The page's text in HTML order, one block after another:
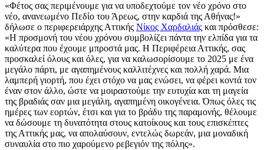
«Φέτος σας περιμένουμε για να υποδεχτούμε τον νέο χρόνο στο
νέο, ανανεωμένο Πεδίο του Άρεως, στην καρδιά της Αθήνας!»
δήλωσε ο περιφερειάρχης Αττικής Νίκος Χαρδαλιάς και πρόσθεσε:
«Η προσμονή του νέου χρόνου συμβολίζει πάντα την ελπίδα για τα
καλύτερα που έχουμε μπροστά μας. Η Περιφέρεια Αττικής, σας
προσκαλεί όλους και όλες, για να καλωσορίσουμε το 2025 με ένα
μεγάλο πάρτι, με αγαπημένους καλλιτέχνες και πολλή χαρά. Μια
λαμπερή γιορτή, που έχει στόχο να μας ενώσει, να φέρει κοντά τον
έναν στον άλλο, ώστε να μοιραστούμε την ευτυχία και τη μαγεία
της βραδιάς σαν μια μεγάλη, αγαπημένη οικογένεια. Όπως όλες τις
ημέρες των εορτών, έτσι και για το βράδυ της παραμονής, θέλουμε
να δώσουμε τη δυνατότητα στους κατοίκους και τους επισκέπτες
της Αττικής μας, να απολαύσουν, εντελώς δωρεάν, μια μοναδική
συναυλία στο πιο χαρούμενο ρεβεγιόν της πόλης».